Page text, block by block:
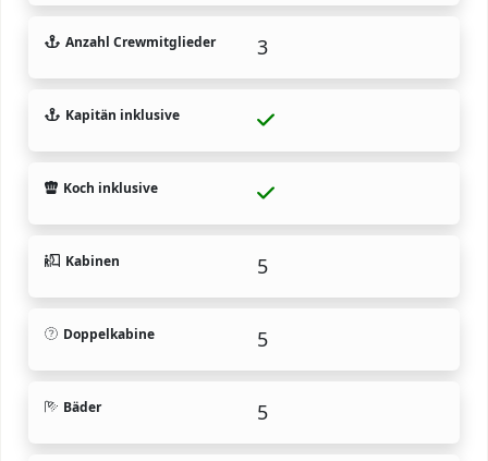
Anzahl Crewmitglieder 3
Kapitän inklusive
Koch inklusive
Kabinen 5
Doppelkabine 5
Bäder 5